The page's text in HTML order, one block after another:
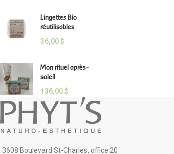
Lingettes Bio
réutilisables
36,00$
Mon rituel après-
soleil
136,00$
3608 Boulevard St-Charles, office 20